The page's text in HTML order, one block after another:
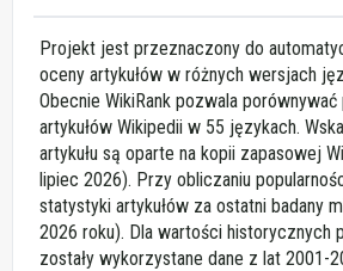
Projekt jest przeznaczony do
oceny artykułów w różnych wersjach
Obecnie WikiRank pozwala porównywać
artykułów Wikipedii w 55 językach.
artykułu są oparte na kopii zapasowej
lipiec 2026). Przy obliczaniu
statystyki artykułów za ostatni badany
2026 roku). Dla wartości historycznych
zostały wykorzystane dane z lat 2001-